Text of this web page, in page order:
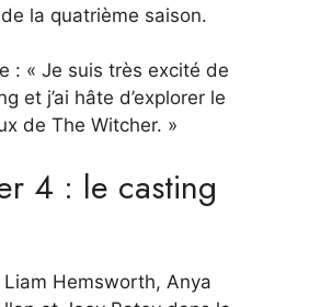
la quatrième saison.
: « Je suis très excité de
et j’ai hâte d’explorer le
de The Witcher. »
4 : le casting
Hemsworth, Anya